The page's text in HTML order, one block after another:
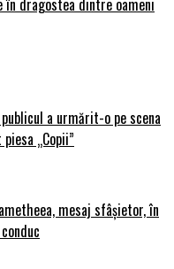
în dragostea dintre oameni
a urmărit-o pe scena
„Copii”
mesaj sfâșietor, în